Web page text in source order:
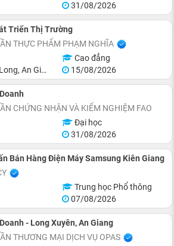
31/08/2026
Triển Thị Trường
THỰC PHẨM PHẠM NGHĨA
Cao đẳng
Tháp, Hồ Chí Minh
15/08/2026
CHỨNG NHẬN VÀ KIỂM NGHIỆM FAO
Đại học
31/08/2026
Bán Hàng Điện Máy Samsung Kiên Giang
Trung học Phổ thông
07/08/2026
- Long Xuyên, An Giang
THƯƠNG MẠI DỊCH VỤ OPAS